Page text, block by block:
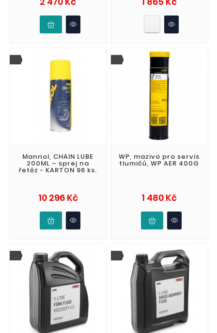
Mannol, CHAIN LUBE
200ML – sprej na
řetěz - KARTON 96 ks.
10 296 KčCena
WP, mazivo pro servis
tlumičů, WP AER 400G
1 480 KčCena